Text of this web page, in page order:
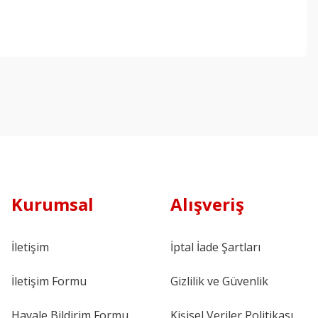
Kurumsal
İletişim
İletişim Formu
Alışveriş
İptal İade Şartları
Gizlilik ve Güvenlik